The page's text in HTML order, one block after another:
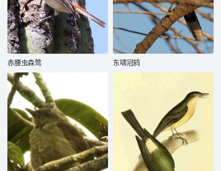
赤腰虫森莺 东啸冠鸫